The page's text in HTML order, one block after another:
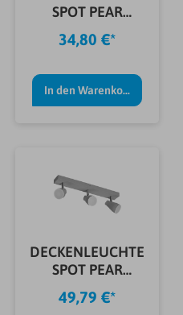
SPOT PEAR
2X4,3W 26CM
GRAU
34,80 €*
In den Warenkorb
DECKENLEUCHTE
SPOT PEAR
3X4,3W 43CM
GRAU
49,79 €*